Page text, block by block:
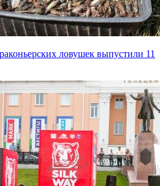
ловушек выпустили 11